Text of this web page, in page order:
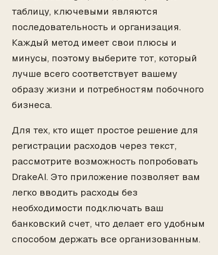
таблицу, ключевыми являются
последовательность и организация.
Каждый метод имеет свои плюсы и
минусы, поэтому выберите тот, который
лучше всего соответствует вашему
образу жизни и потребностям побочного
бизнеса.
Для тех, кто ищет простое решение для
регистрации расходов через текст,
рассмотрите возможность попробовать
DrakeAI. Это приложение позволяет вам
легко вводить расходы без
необходимости подключать ваш
банковский счет, что делает его удобным
способом держать все организованным.